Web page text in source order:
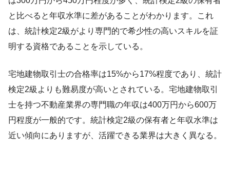
と比べると年収水準に差があることがわかります。これ
は、統計検定2級がより専門的で希少性の高いスキルを証
明する資格であることを示している。
宅地建物取引士の合格率は15%から17%程度であり、統計
検定2級よりも難易度が高いとされている。宅地建物取引
士を持つ不動産業界の専門職の年収は400万円から600万
円程度が一般的です。統計検定2級の保有者と年収水準は
近い傾向にありますが、活躍できる業界は大きく異なる。